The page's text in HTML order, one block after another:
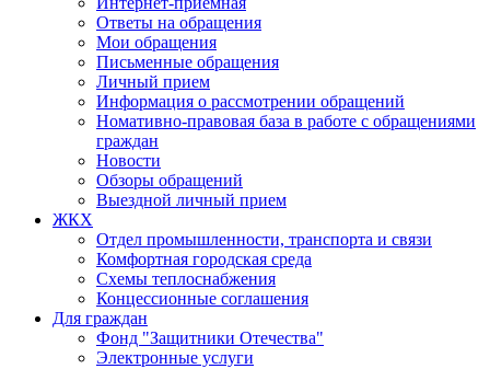
Ответы на обращения
Мои обращения
Письменные обращения
Личный прием
Информация о рассмотрении обращений
Номативно-правовая база в работе с обращениями
граждан
Новости
Обзоры обращений
Выездной личный прием
ЖКХ
Отдел промышленности, транспорта и связи
Комфортная городская среда
Схемы теплоснабжения
Концессионные соглашения
Для граждан
Фонд "Защитники Отечества"
Электронные услуги